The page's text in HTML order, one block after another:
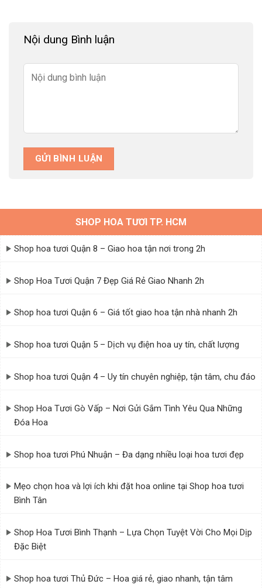
hoa tươi quận 3 luôn đáp ứng đúng kỳ vọng, từ chất lượng
đặt hoa tươi quận 3 những mẫu hoa tươi thắm để gửi gắm
yêu thương. Hãy gọi số hotline
Nội dung Bình luận
SHOP HOA TƯƠI TP. HCM
Shop hoa tươi Quận 8 – Giao hoa tận nơi trong 2h
Shop Hoa Tươi Quận 7 Đẹp Giá Rẻ Giao Nhanh 2h
Shop hoa tươi Quận 6 – Giá tốt giao hoa tận nhà nhanh 2h
Shop hoa tươi Quận 5 – Dịch vụ điện hoa uy tín, chất lượng
Shop hoa tươi Quận 4 – Uy tín chuyên nghiệp, tận tâm, chu đáo
Shop Hoa Tươi Gò Vấp – Nơi Gửi Gắm Tình Yêu Qua Những
Đóa Hoa
Shop hoa tươi Phú Nhuận – Đa dạng nhiều loại hoa tươi đẹp
Mẹo chọn hoa và lợi ích khi đặt hoa online tại Shop hoa tươi
Bình Tân
Shop Hoa Tươi Bình Thạnh – Lựa Chọn Tuyệt Vời Cho Mọi Dịp
Đặc Biệt
Shop hoa tươi Thủ Đức – Hoa giá rẻ, giao nhanh, tận tâm